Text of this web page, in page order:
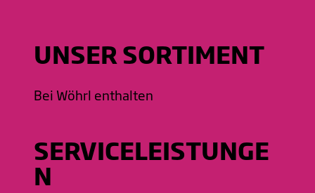
UNSER SORTIMENT
Bei Wöhrl enthalten
SERVICELEISTUNGE
N